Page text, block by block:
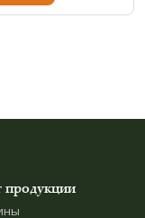
продукции